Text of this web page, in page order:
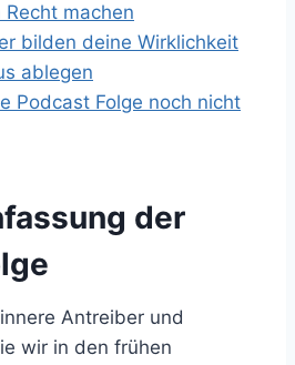
Recht machen
bilden deine Wirklichkeit
ablegen
Podcast Folge noch nicht
der
Antreiber und
wir in den frühen